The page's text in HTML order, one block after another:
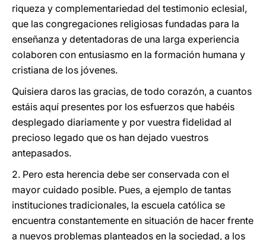
riqueza y complementariedad del testimonio eclesial,
que las congregaciones religiosas fundadas para la
enseñanza y detentadoras de una larga experiencia
colaboren con entusiasmo en la formación humana y
cristiana de los jóvenes.
Quisiera daros las gracias, de todo corazón, a cuantos
estáis aquí presentes por los esfuerzos que habéis
desplegado diariamente y por vuestra fidelidad al
precioso legado que os han dejado vuestros
antepasados.
2. Pero esta herencia debe ser conservada con el
mayor cuidado posible. Pues, a ejemplo de tantas
instituciones tradicionales, la escuela católica se
encuentra constantemente en situación de hacer frente
a nuevos problemas planteados en la sociedad, a los